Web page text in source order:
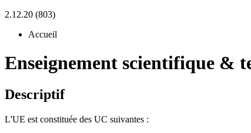
2.12.20 (803)
Accueil
Enseignement scientifique &
Descriptif
L'UE est constituée des UC suivantes :